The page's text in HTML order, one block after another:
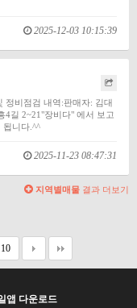
2025-12-03 10:15:39
정비점검 내역:판매자: 김대
4길 2~21"장비다" 에서 보고
됩니다.^^
2025-11-23 08:47:31
지역별매물 결과 더보기
10
앱 다운로드